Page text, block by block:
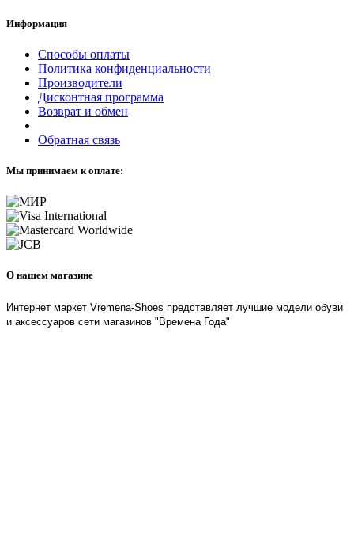
Информация
Способы оплаты
Политика конфиденциальности
Производители
Дисконтная программа
Возврат и обмен
Обратная связь
Мы принимаем к оплате:
О нашем магазине
Интернет маркет Vremena-Shoes представляет лучшие модели обуви
и аксессуаров сети магазинов "Времена Года"